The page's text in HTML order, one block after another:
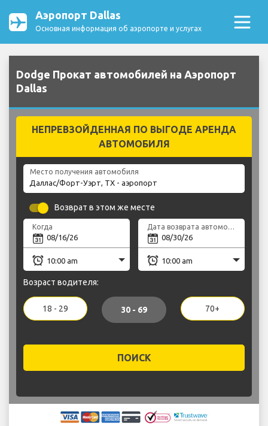
Аэропорт Dallas
Основная информация об аэропорте и услугах
Dodge Прокат автомобилей на Аэропорт
Dallas
НЕПРЕВЗОЙДЕННАЯ ПО ВЫГОДЕ АРЕНДА
АВТОМОБИЛЯ
Место получения автомобиля
Возврат в этом же месте
Когда Дата возврата автомобиля
Возраст водителя:
18 - 29 30 - 69 70+
ПОИСК